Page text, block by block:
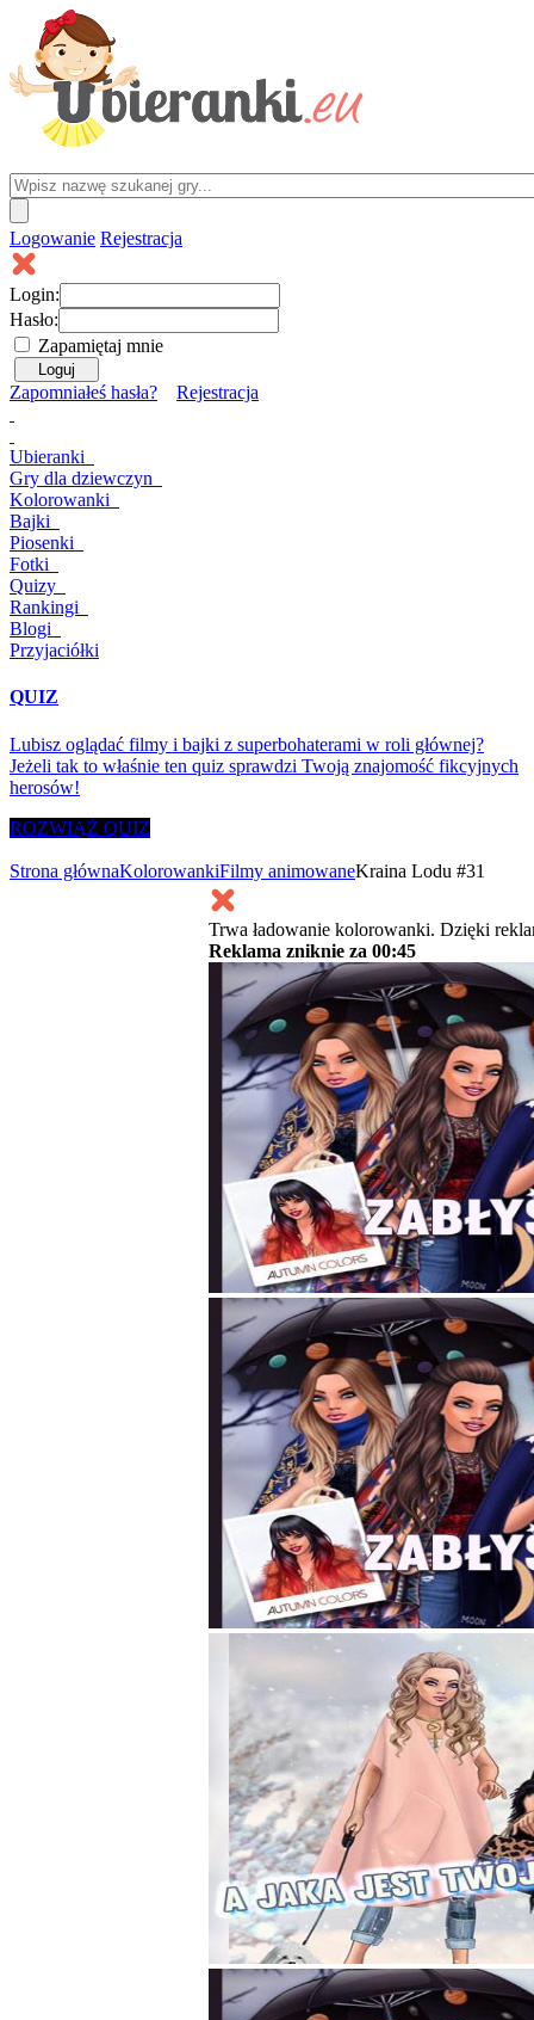
Logowanie Rejestracja
Login:
Hasło:
Zapamiętaj mnie
Zapomniałeś hasła? Rejestracja
Ubieranki
Gry dla dziewczyn
Kolorowanki
Bajki
Piosenki
Fotki
Quizy
Rankingi
Blogi
Przyjaciółki
QUIZ
Lubisz oglądać filmy i bajki z superbohaterami w roli głównej?
Jeżeli tak to właśnie ten quiz sprawdzi Twoją znajomość fikcyjnych
herosów!
ROZWIĄŻ QUIZ
Strona głównaKolorowankiFilmy animowaneKraina Lodu #31
Trwa ładowanie kolorowanki. Dzięki
Reklama zniknie za 00:45